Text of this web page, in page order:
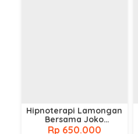
Hipnoterapi Lamongan
Bersama Joko
Purwanto
Rp 650.000